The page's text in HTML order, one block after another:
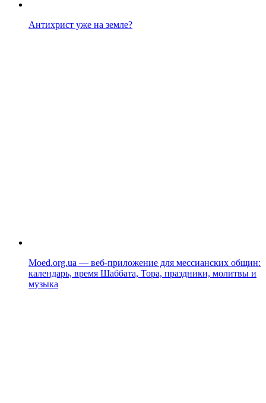
Антихрист уже на земле?
Moed.org.ua — веб-приложение для мессианских общин:
календарь, время Шаббата, Тора, праздники, молитвы и
музыка